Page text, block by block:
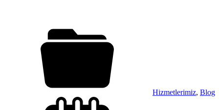
Hizmetlerimiz, Blog